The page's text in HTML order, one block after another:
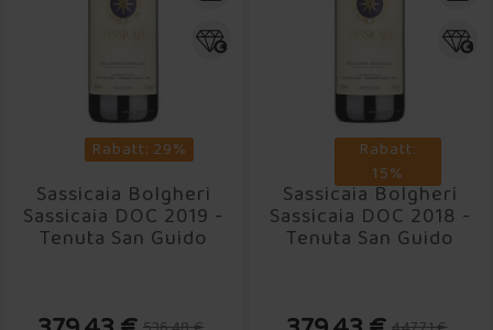
Sassicaia Bolgheri
Sassicaia DOC 2019 -
Tenuta San Guido
Rabatt: 29%
Sassicaia Bolgheri
Sassicaia DOC 2018 -
Tenuta San Guido
Rabatt:
15%